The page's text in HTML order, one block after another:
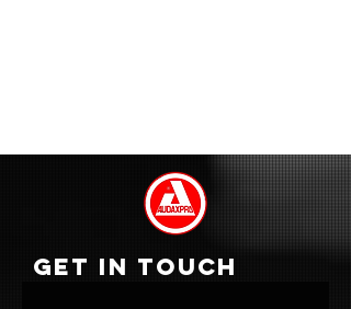
GET IN TOUCH